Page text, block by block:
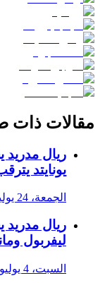
مقالات ذات
ريال مدريد
يونايتد
الجمعة، 24 يوليوز 2026
ريال
ليفربول
السبت، 4 يوليوز 2026